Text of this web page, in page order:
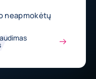
neapmokėtų